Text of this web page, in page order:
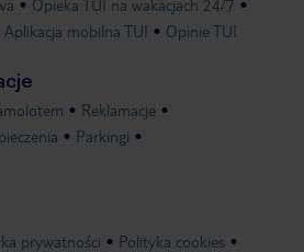
Opieka TUI na wakacjach 24/7
Aplikacja mobilna TUI Opinie TUI
Reklamacje
Parkingi
prywatności Polityka cookies